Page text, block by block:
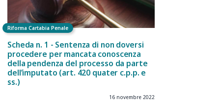
Riforma Cartabia Penale
Scheda n. 1 - Sentenza di non doversi
procedere per mancata conoscenza
della pendenza del processo da parte
dell’imputato (art. 420 quater c.p.p. e
ss.)
16 novembre 2022